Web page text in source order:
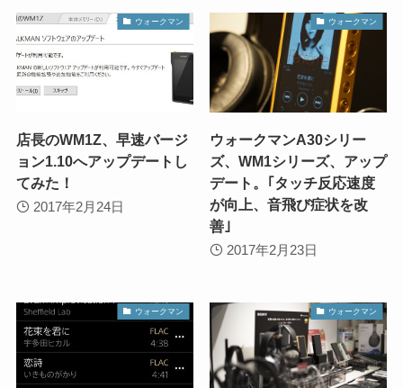
ウォークマン
店長のWM1Z、早速バージ
ョン1.10へアップデートし
てみた！
2017年2月24日
ウォークマン
ウォークマンA30シリー
ズ、WM1シリーズ、アップ
デート。｢タッチ反応速度
が向上、音飛び症状を改
善｣
2017年2月23日
ウォークマン ウォークマン